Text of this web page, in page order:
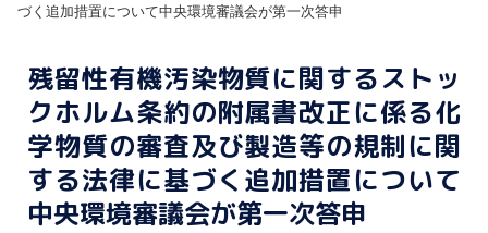
づく追加措置について中央環境審議会が第一次答申
残留性有機汚染物質に関するストッ
クホルム条約の附属書改正に係る化
学物質の審査及び製造等の規制に関
する法律に基づく追加措置について
中央環境審議会が第一次答申